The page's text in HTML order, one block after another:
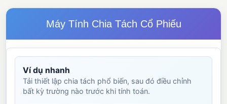
Máy Tính Chia Tách Cổ Phiếu
Ví dụ nhanh
Tải thiết lập chia tách phổ biến, sau đó điều chỉnh
bất kỳ trường nào trước khi tính toán.